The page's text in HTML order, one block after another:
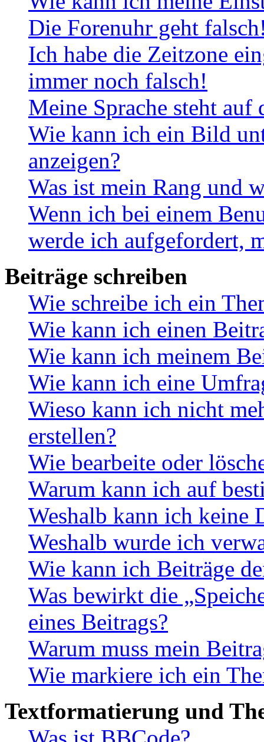
Die Forenuhr geht
Ich habe die Zeitzone
immer noch falsch!
Meine Sprache steht
Wie kann ich ein Bild
anzeigen?
Was ist mein Rang und
Wenn ich bei einem
werde ich aufgefordert,
Beiträge schreiben
Wie schreibe ich ein
Wie kann ich einen
Wie kann ich meinem
Wie kann ich eine
Wieso kann ich nicht
erstellen?
Wie bearbeite oder
Warum kann ich auf
Weshalb kann ich keine
Weshalb wurde ich
Wie kann ich Beiträge
Was bewirkt die
eines Beitrags?
Warum muss mein
Wie markiere ich ein
Textformatierung und